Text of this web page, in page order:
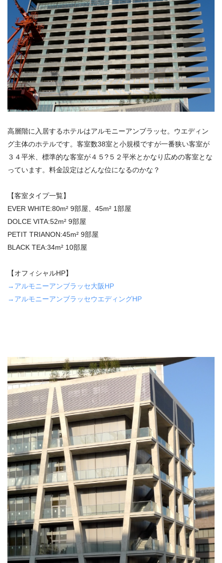
高層階に入居するホテルはアルモニーアンブラッセ。ウエディン
グ主体のホテルです。客室数38室と小規模ですが一番狭い客室が
３４平米、標準的な客室が４５?５２平米とかなり広めの客室とな
っています。料金設定はどんな位になるのかな？
【客室タイプ一覧】
EVER WHITE:80m² 9部屋、45m² 1部屋
DOLCE VITA:52m² 9部屋
PETIT TRIANON:45m² 9部屋
BLACK TEA:34m² 10部屋
【オフィシャルHP】
→アルモニーアンブラッセ大阪HP
→アルモニーアンブラッセウエディングHP